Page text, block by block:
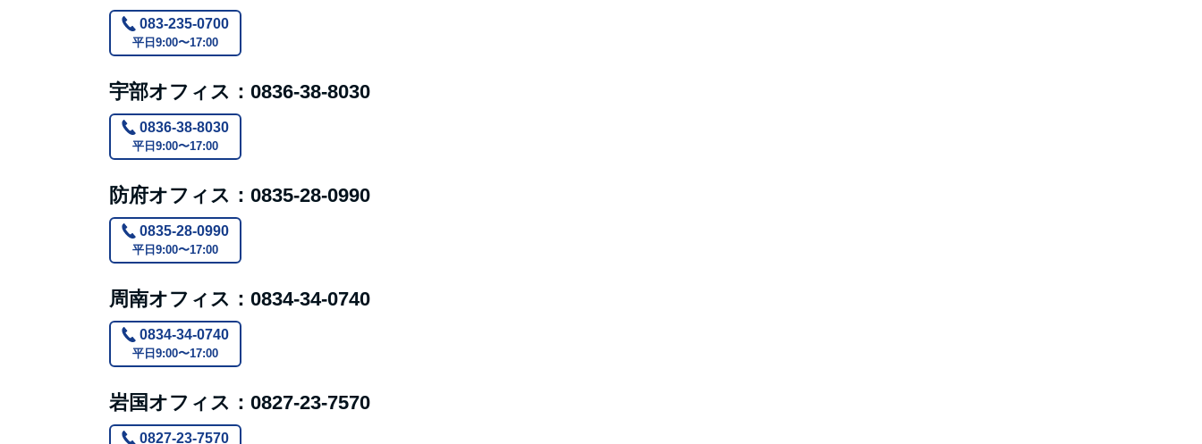
083-235-0700
平日9:00〜17:00
宇部オフィス：0836-38-8030
0836-38-8030
平日9:00〜17:00
防府オフィス：0835-28-0990
0835-28-0990
平日9:00〜17:00
周南オフィス：0834-34-0740
0834-34-0740
平日9:00〜17:00
岩国オフィス：0827-23-7570
0827-23-7570